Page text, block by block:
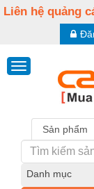
Liên hệ quảng
Sản phẩm
Danh mục